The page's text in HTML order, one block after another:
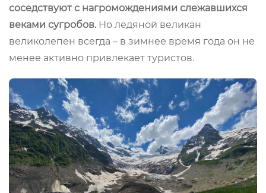
соседствуют с нагромождениями слежавшихся
веками сугробов. Но ледяной великан
великолепен всегда – в зимнее время года он не
менее активно привлекает туристов.